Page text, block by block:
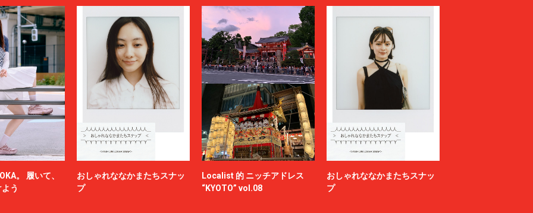
。 履いて、
う
おしゃれななかまたちスナッ
プ
Localist 的 ニッチアドレス
“KYOTO” vol.08
おしゃれななかまたちスナッ
プ